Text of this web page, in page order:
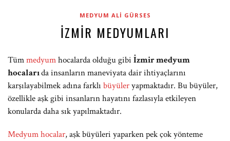
MEDYUM ALI GÜRSES
İZMIR MEDYUMLARI
Tümmedyumhocalarda olduğu gibi İzmir medyum
hocalarıda insanların maneviyata dair ihtiyaçlarını
karşılayabilmek adına farklı büyüleryapmaktadır. Bu büyüler,
özellikle aşk gibi insanların hayatını fazlasıyla etkileyen
konularda daha sık yapılmaktadır.
Medyum hocalar, aşk büyüleri yaparken pek çok yönteme